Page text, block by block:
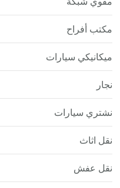
مكتب أفراح
ميكانيكي سيارات
نجار
نشتري سيارات
نقل اثاث
نقل عفش